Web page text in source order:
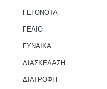
ΓΕΓΟΝΟΤΑ
ΓΕΛΙΟ
ΓΥΝΑΙΚΑ
ΔΙΑΣΚΕΔΑΣΗ
ΔΙΑΤΡΟΦΗ